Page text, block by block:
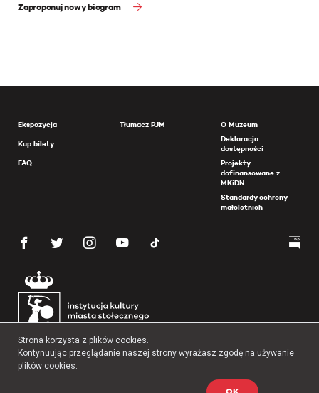
Zaproponuj nowy biogram
Ekspozycja
Kup bilety
FAQ
Tłumacz PJM
O Muzeum
Deklaracja
dostępności
Projekty
dofinansowane z
MKiDN
Standardy ochrony
małoletnich
Strona korzysta z plików cookies.
Kontynuując przeglądanie naszej strony wyrażasz zgodę na używanie
plików cookies.